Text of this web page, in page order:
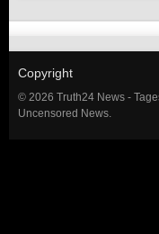
Copyright
© 2026 Truth24 News -
Uncensored News.